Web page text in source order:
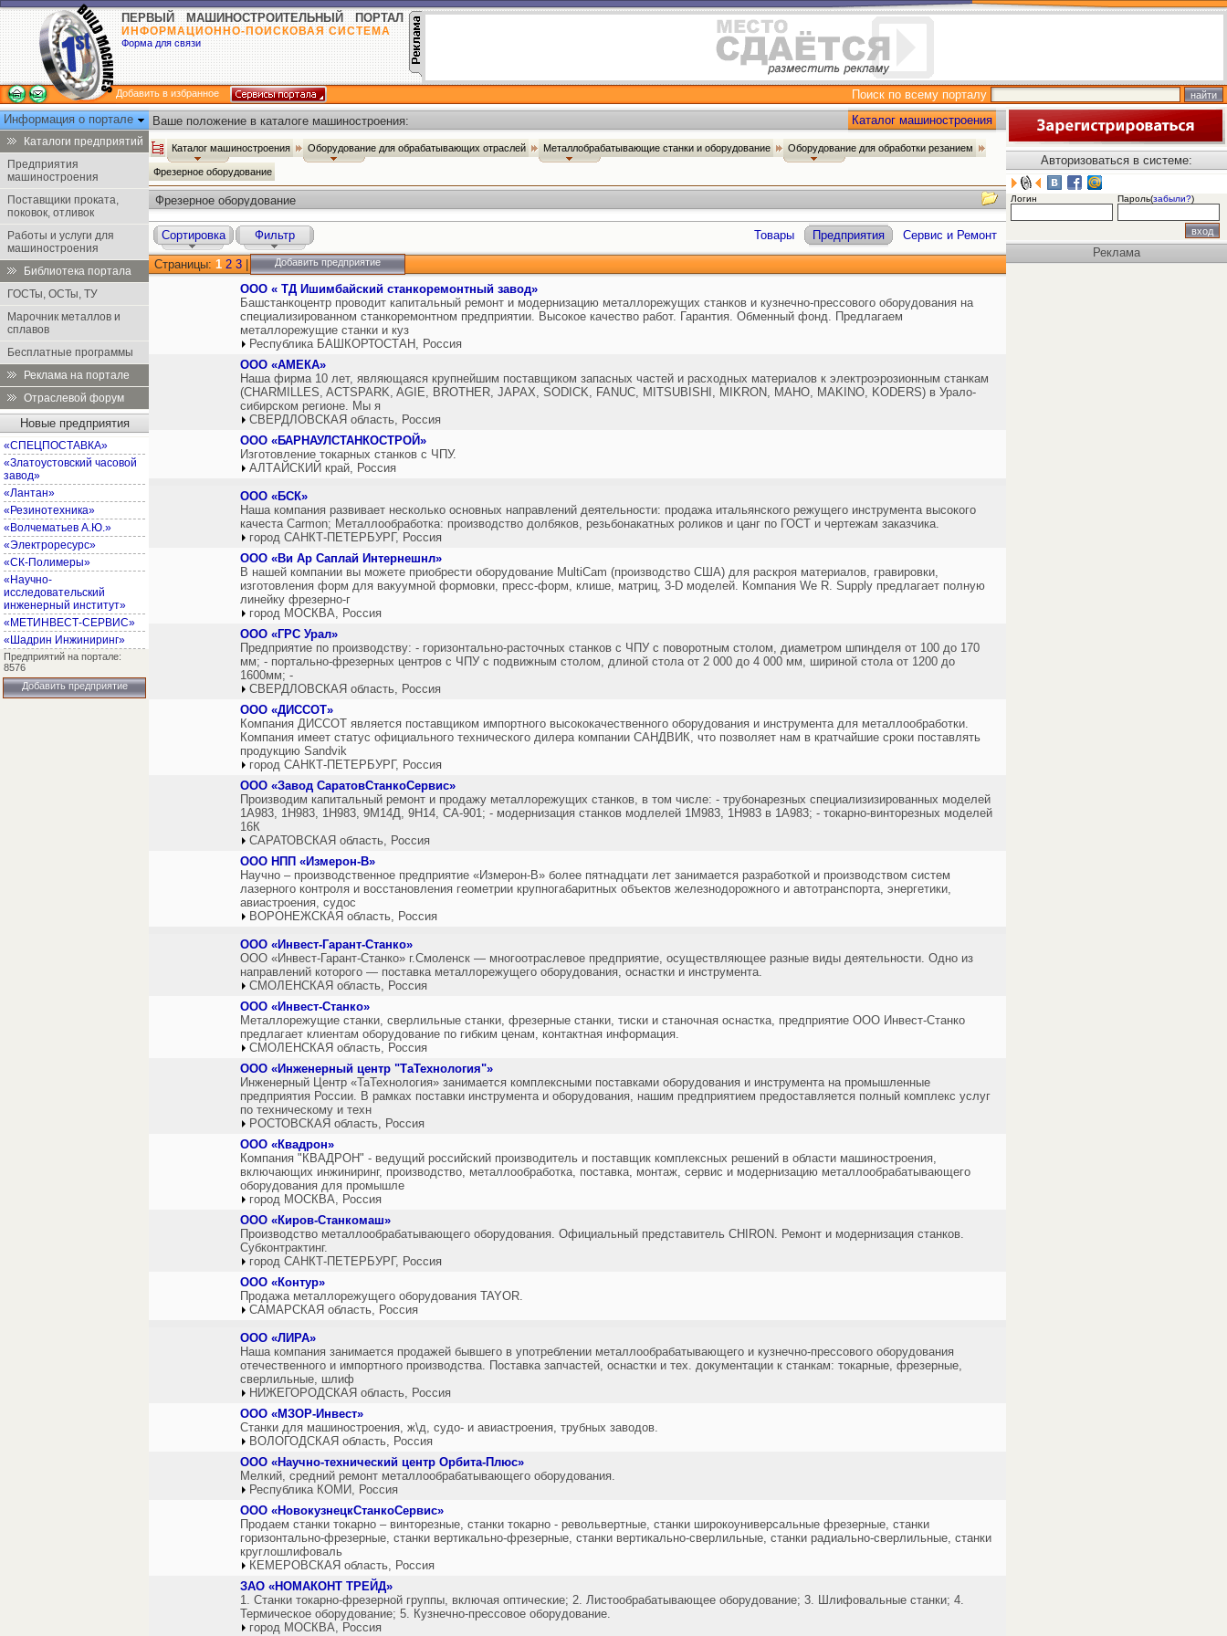
ПЕРВЫЙ МАШИНОСТРОИТЕЛЬНЫЙ ПОРТАЛ
ИНФОРМАЦИОННО-ПОИСКОВАЯ СИСТЕМА
Форма для связи
Добавить в избранное
Поиск по всему порталу
Информация о портале
Каталоги предприятий
Предприятия
машиностроения
Поставщики проката,
поковок, отливок
Работы и услуги для
машиностроения
Библиотека портала
ГОСТы, ОСТы, ТУ
Марочник металлов и
сплавов
Бесплатные программы
Реклама на портале
Отраслевой форум
Новые предприятия
«СПЕЦПОСТАВКА»
«Златоустовский часовой
завод»
«Лантан»
«Резинотехника»
«Волчематьев А.Ю.»
«Электроресурс»
«СК-Полимеры»
«Научно-
исследовательский
инженерный институт»
«МЕТИНВЕСТ-СЕРВИС»
«Шадрин Инжиниринг»
Предприятий на портале:
8576
Добавить предприятие
Ваше положение в каталоге машиностроения: Каталог машиностроения
Каталог машиностроения Оборудование для обрабатывающих отраслей Металлобрабатывающие станки и оборудование Оборудование для обработки резанием
Фрезерное оборудование
Фрезерное оборудование
Сортировка Фильтр Товары Предприятия Сервис и Ремонт
Страницы: 1 2 3 Добавить предприятие
ООО « ТД Ишимбайский станкоремонтный завод»
Башстанкоцентр проводит капитальный ремонт и модернизацию металлорежущих станков и кузнечно-прессового оборудования на
специализированном станкоремонтном предприятии. Высокое качество работ. Гарантия. Обменный фонд. Предлагаем
металлорежущие станки и куз
Республика БАШКОРТОСТАН, Россия
ООО «АМЕКА»
Наша фирма 10 лет, являющаяся крупнейшим поставщиком запасных частей и расходных материалов к электроэрозионным станкам
(CHARMILLES, ACTSPARK, AGIE, BROTHER, JAPAX, SODICK, FANUC, MITSUBISHI, MIKRON, MAHO, MAKINO, KODERS) в Урало-
сибирском регионе. Мы я
СВЕРДЛОВСКАЯ область, Россия
ООО «БАРНАУЛСТАНКОСТРОЙ»
Изготовление токарных станков с ЧПУ.
АЛТАЙСКИЙ край, Россия
ООО «БСК»
Наша компания развивает несколько основных направлений деятельности: продажа итальянского режущего инструмента высокого
качеста Carmon; Металлообработка: производство долбяков, резьбонакатных роликов и цанг по ГОСТ и чертежам заказчика.
город САНКТ-ПЕТЕРБУРГ, Россия
ООО «Ви Ар Саплай Интернешнл»
В нашей компании вы можете приобрести оборудование MultiCam (производство США) для раскроя материалов, гравировки,
изготовления форм для вакуумной формовки, пресс-форм, клише, матриц, 3-D моделей. Компания We R. Supply предлагает полную
линейку фрезерно-г
город МОСКВА, Россия
ООО «ГРС Урал»
Предприятие по производству: - горизонтально-расточных станков с ЧПУ с поворотным столом, диаметром шпинделя от 100 до 170
мм; - портально-фрезерных центров с ЧПУ с подвижным столом, длиной стола от 2 000 до 4 000 мм, шириной стола от 1200 до
1600мм; -
СВЕРДЛОВСКАЯ область, Россия
ООО «ДИССОТ»
Компания ДИССОТ является поставщиком импортного высококачественного оборудования и инструмента для металлообработки.
Компания имеет статус официального технического дилера компании САНДВИК, что позволяет нам в кратчайшие сроки поставлять
продукцию Sandvik
город САНКТ-ПЕТЕРБУРГ, Россия
ООО «Завод СаратовСтанкоСервис»
Производим капитальный ремонт и продажу металлорежущих станков, в том числе: - трубонарезных специализизированных моделей
1А983, 1Н983, 1Н983, 9М14Д, 9Н14, СА-901; - модернизация станков модлелей 1М983, 1Н983 в 1А983; - токарно-винторезных моделей
16К
САРАТОВСКАЯ область, Россия
ООО НПП «Измерон-В»
Научно – производственное предприятие «Измерон-В» более пятнадцати лет занимается разработкой и производством систем
лазерного контроля и восстановления геометрии крупногабаритных объектов железнодорожного и автотранспорта, энергетики,
авиастроения, судос
ВОРОНЕЖСКАЯ область, Россия
ООО «Инвест-Гарант-Станко»
ООО «Инвест-Гарант-Станко» г.Смоленск — многоотраслевое предприятие, осуществляющее разные виды деятельности. Одно из
направлений которого — поставка металлорежущего оборудования, оснастки и инструмента.
СМОЛЕНСКАЯ область, Россия
ООО «Инвест-Станко»
Металлорежущие станки, сверлильные станки, фрезерные станки, тиски и станочная оснастка, предприятие OOO Инвест-Станко
предлагает клиентам оборудование по гибким ценам, контактная информация.
СМОЛЕНСКАЯ область, Россия
ООО «Инженерный центр "ТаТехнология"»
Инженерный Центр «ТаТехнология» занимается комплексными поставками оборудования и инструмента на промышленные
предприятия России. В рамках поставки инструмента и оборудования, нашим предприятием предоставляется полный комплекс услуг
по техническому и техн
РОСТОВСКАЯ область, Россия
ООО «Квадрон»
Компания "КВАДРОН" - ведущий российский производитель и поставщик комплексных решений в области машиностроения,
включающих инжиниринг, производство, металлообработка, поставка, монтаж, сервис и модернизацию металлообрабатывающего
оборудования для промышле
город МОСКВА, Россия
ООО «Киров-Станкомаш»
Производство металлообрабатывающего оборудования. Официальный представитель CHIRON. Ремонт и модернизация станков.
Субконтрактинг.
город САНКТ-ПЕТЕРБУРГ, Россия
ООО «Контур»
Продажа металлорежущего оборудования TAYOR.
САМАРСКАЯ область, Россия
ООО «ЛИРА»
Наша компания занимается продажей бывшего в употреблении металлообрабатывающего и кузнечно-прессового оборудования
отечественного и импортного производства. Поставка запчастей, оснастки и тех. документации к станкам: токарные, фрезерные,
сверлильные, шлиф
НИЖЕГОРОДСКАЯ область, Россия
ООО «МЗОР-Инвест»
Станки для машиностроения, ж\д, судо- и авиастроения, трубных заводов.
ВОЛОГОДСКАЯ область, Россия
ООО «Научно-технический центр Орбита-Плюс»
Мелкий, средний ремонт металлообрабатывающего оборудования.
Республика КОМИ, Россия
ООО «НовокузнецкСтанкоСервис»
Продаем станки токарно – винторезные, станки токарно - револьвертные, станки широкоуниверсальные фрезерные, станки
горизонтально-фрезерные, станки вертикально-фрезерные, станки вертикально-сверлильные, станки радиально-сверлильные, станки
круглошлифоваль
КЕМЕРОВСКАЯ область, Россия
ЗАО «НОМАКОНТ ТРЕЙД»
1. Станки токарно-фрезерной группы, включая оптические; 2. Листообрабатывающее оборудование; 3. Шлифовальные станки; 4.
Термическое оборудование; 5. Кузнечно-прессовое оборудование.
город МОСКВА, Россия
Авторизоваться в системе:
Логин Пароль(забыли?)
Реклама